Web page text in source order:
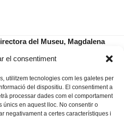
el consentiment
utilitzem tecnologies com les galetes per
del dispositiu. El consentiment a
processar dades com el comportament
únics en aquest lloc. No consentir o
negativament a certes característiques i
del Museu, Magdalena
Vell al Dilluns de l’Obra